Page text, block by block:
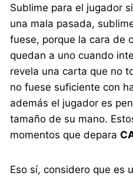
Sublime para el jugador
una mala pasada,
fuese, porque la cara de
quedan a uno cuando
revela una carta que no
no fuese suficiente con
además el jugador es
tamaño de su mano.
momentos que depara
Eso sí, considero que es